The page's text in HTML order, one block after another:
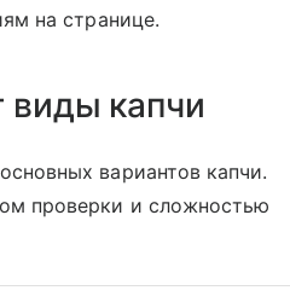
на странице.
виды капчи
вариантов капчи.
проверки и сложностью